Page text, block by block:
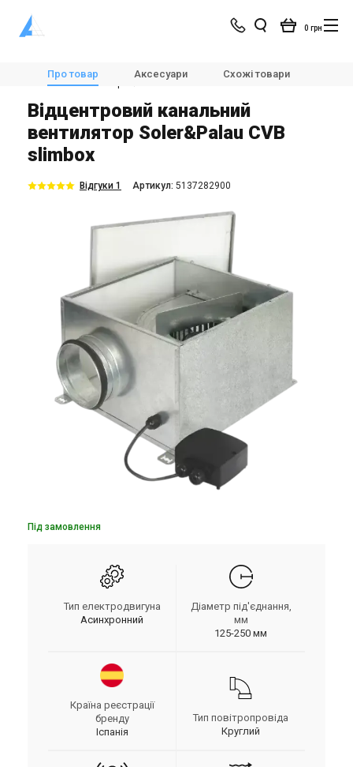
0 грн
Магазин Вентиляція
Вентилятори
Канальні вентилятори
Soler&Palau CVB slimbox
Про товар Аксесуари Схожі товари
Відцентровий канальний
вентилятор Soler&Palau CVB
slimbox
Відгуки 1 Aртикул: 5137282900
Під замовлення
Тип електродвигуна
Асинхронний
Діаметр під'єднання,
мм
125-250 мм
Країна реєстрації
бренду
Іспанія
Тип повітропровіда
Круглий